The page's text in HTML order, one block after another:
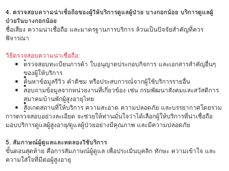
4. ตรวจสอบความน่าเชื่อถือของผู้ให้บริการดูแลผู้ป่วย บางกอกน้อย บริการดูแลผู้
ป่วยในบางกอกน้อย
ชื่อเสียง ความน่าเชื่อถือ และมาตรฐานการบริการ ล้วนเป็นปัจจัยสำคัญที่ควร
พิจารณา
วิธีตรวจสอบความน่าเชื่อถือ:
•
ตรวจสอบทะเบียนการค้า ใบอนุญาตประกอบกิจการ และเอกสารสำคัญอื่นๆ
ของผู้ให้บริการ
•
ค้นหาข้อมูลรีวิว คำติชม หรือประสบการณ์จากผู้ใช้บริการรายอื่น
•
สอบถามข้อมูลจากหน่วยงานที่เกี่ยวข้อง เช่น กรมพัฒนาสังคมและสวัสดิการ
สมาคมบ้านพักผู้สูงอายุไทย
•
สังเกตสถานที่ให้บริการ ความสะอาด ความปลอดภัย และบรรยากาศโดยรวม
•
การตรวจสอบอย่างละเอียด จะช่วยให้ท่านมั่นใจว่าได้เลือกผู้ให้บริการที่น่าเชื่อถือ
มอบบริการดูแลผู้สูงอายุ/ดูแลผู้ป่วยอย่างมีคุณภาพ และมีความปลอดภัย
5. สัมภาษณ์ผู้ดูแลและทดลองใช้บริการ
ขั้นตอนสุดท้าย คือการสัมภาษณ์ผู้ดูแล เพื่อประเมินบุคลิก ทักษะ ความเข้าใจ และ
ความใส่ใจที่มีต่อผู้สูงอายุ